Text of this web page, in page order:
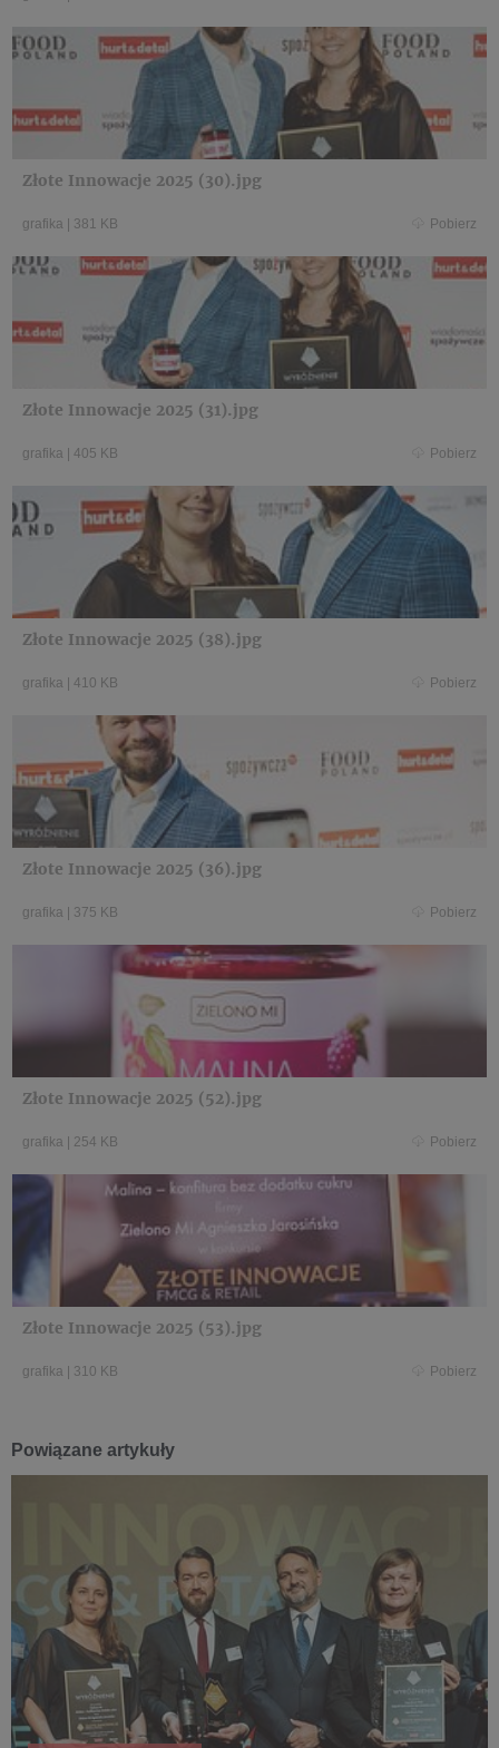
Złote Innowacje 2025 (30).jpg
grafika 381 KB Pobierz
Złote Innowacje 2025 (31).jpg
grafika 405 KB Pobierz
Złote Innowacje 2025 (38).jpg
grafika 410 KB Pobierz
Złote Innowacje 2025 (36).jpg
grafika 375 KB Pobierz
Złote Innowacje 2025 (52).jpg
grafika 254 KB Pobierz
Złote Innowacje 2025 (53).jpg
grafika 310 KB Pobierz
Powiązane artykuły